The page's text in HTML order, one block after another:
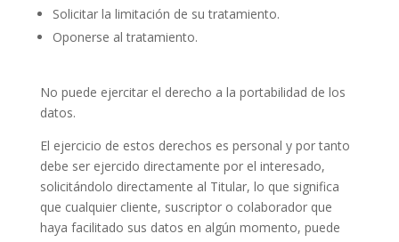
Solicitar la limitación de su tratamiento.
Oponerse al tratamiento.
No puede ejercitar el derecho a la portabilidad de los
datos.
El ejercicio de estos derechos es personal y por tanto
debe ser ejercido directamente por el interesado,
solicitándolo directamente al Titular, lo que significa
que cualquier cliente, suscriptor o colaborador que
haya facilitado sus datos en algún momento, puede